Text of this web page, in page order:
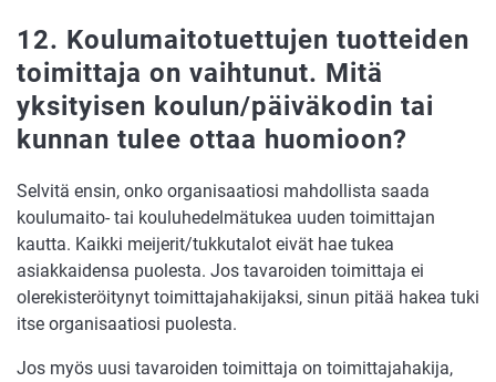
12. Koulumaitotuettujen tuotteiden
toimittaja on vaihtunut. Mitä
yksityisen koulun/päiväkodin tai
kunnan tulee ottaa huomioon?
Selvitä ensin, onko organisaatiosi mahdollista saada
koulumaito- tai kouluhedelmätukea uuden toimittajan
kautta. Kaikki meijerit/tukkutalot eivät hae tukea
asiakkaidensa puolesta. Jos tavaroiden toimittaja ei
olerekisteröitynyt toimittajahakijaksi, sinun pitää hakea tuki
itse organisaatiosi puolesta.
Jos myös uusi tavaroiden toimittaja on toimittajahakija,